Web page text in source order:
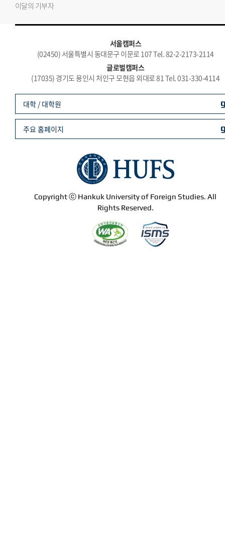
이달의 기부자
서울캠퍼스
(02450) 서울특별시 동대문구 이문로 107 Tel. 82-2-2173-2114
글로벌캠퍼스
(17035) 경기도 용인시 처인구 모현읍 외대로 81 Tel. 031-330-4114
Copyright ⓒ Hankuk University of Foreign Studies. All
Rights Reserved.
대학 / 대학원
주요 홈페이지